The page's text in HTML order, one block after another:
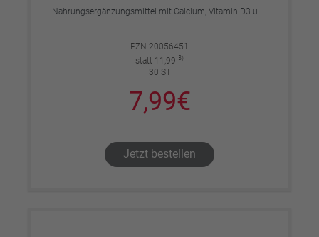
Nahrungsergänzungsmittel mit Calcium, Vitamin D3 und K2 und mit Süßungsmitteln.
PZN 20056451
statt 11,99 3)
30 ST
7,99€
Jetzt bestellen